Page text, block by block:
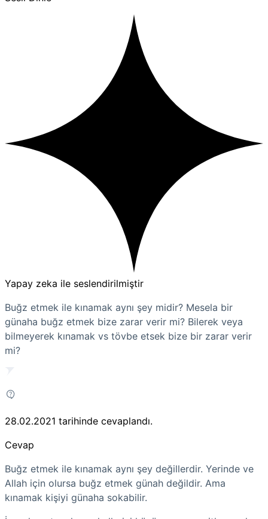
Yapay zeka ile seslendirilmiştir
Buğz etmek ile kınamak aynı şey midir? Mesela bir
günaha buğz etmek bize zarar verir mi? Bilerek veya
bilmeyerek kınamak vs tövbe etsek bize bir zarar verir
mi?
28.02.2021 tarihinde cevaplandı.
Cevap
Buğz etmek ile kınamak aynı şey değillerdir. Yerinde ve
Allah için olursa buğz etmek günah değildir. Ama
kınamak kişiyi günaha sokabilir.